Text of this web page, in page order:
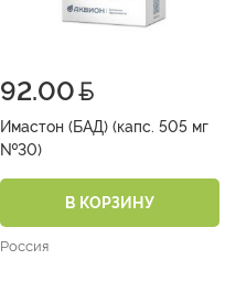
92.00
Имастон (БАД) (капс. 505 мг
№30)
В КОРЗИНУ
Россия